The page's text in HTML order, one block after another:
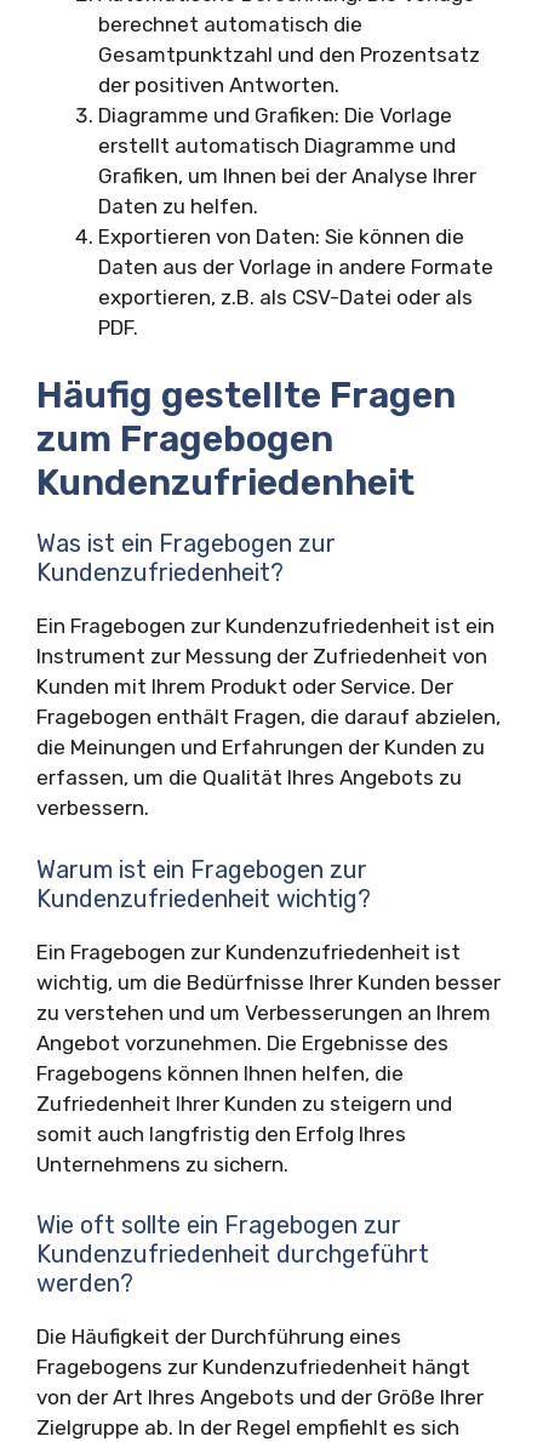
berechnet automatisch die
Gesamtpunktzahl und den Prozentsatz
der positiven Antworten.
Diagramme und Grafiken: Die Vorlage
erstellt automatisch Diagramme und
Grafiken, um Ihnen bei der Analyse Ihrer
Daten zu helfen.
Exportieren von Daten: Sie können die
Daten aus der Vorlage in andere Formate
exportieren, z.B. als CSV-Datei oder als
PDF.
Häufig gestellte Fragen
zum Fragebogen
Kundenzufriedenheit
Was ist ein Fragebogen zur
Kundenzufriedenheit?
Ein Fragebogen zur Kundenzufriedenheit ist ein
Instrument zur Messung der Zufriedenheit von
Kunden mit Ihrem Produkt oder Service. Der
Fragebogen enthält Fragen, die darauf abzielen,
die Meinungen und Erfahrungen der Kunden zu
erfassen, um die Qualität Ihres Angebots zu
verbessern.
Warum ist ein Fragebogen zur
Kundenzufriedenheit wichtig?
Ein Fragebogen zur Kundenzufriedenheit ist
wichtig, um die Bedürfnisse Ihrer Kunden besser
zu verstehen und um Verbesserungen an Ihrem
Angebot vorzunehmen. Die Ergebnisse des
Fragebogens können Ihnen helfen, die
Zufriedenheit Ihrer Kunden zu steigern und
somit auch langfristig den Erfolg Ihres
Unternehmens zu sichern.
Wie oft sollte ein Fragebogen zur
Kundenzufriedenheit durchgeführt
werden?
Die Häufigkeit der Durchführung eines
Fragebogens zur Kundenzufriedenheit hängt
von der Art Ihres Angebots und der Größe Ihrer
Zielgruppe ab. In der Regel empfiehlt es sich